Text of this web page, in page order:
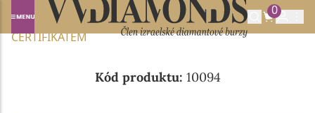
0
Domů NABÍDKA DIAMANTŮ
0.51CT E/VS1 S GIA
CERTIFIKÁTEM
Kód produktu: 10094